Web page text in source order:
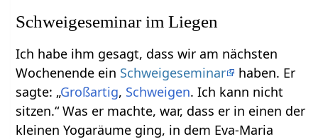
Schweigeseminar im Liegen
Ich habe ihm gesagt, dass wir am nächsten
Wochenende ein Schweigeseminar
haben. Er
sagte: „Großartig, Schweigen. Ich kann nicht
sitzen.“ Was er machte, war, dass er in einen der
kleinen Yogaräume ging, in dem Eva-Maria